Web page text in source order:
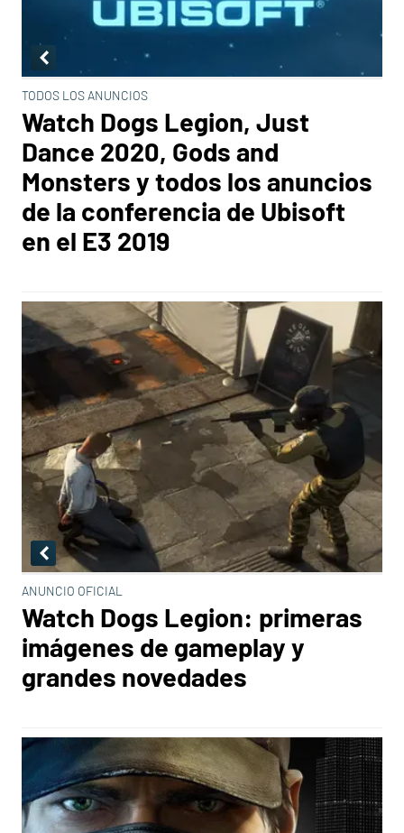
TODOS LOS ANUNCIOS
Watch Dogs Legion, Just
Dance 2020, Gods and
Monsters y todos los anuncios
de la conferencia de Ubisoft
en el E3 2019
ANUNCIO OFICIAL
Watch Dogs Legion: primeras
imágenes de gameplay y
grandes novedades